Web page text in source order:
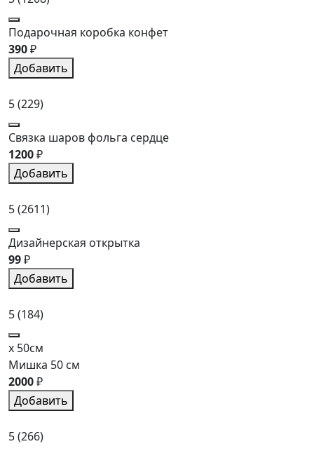
Подарочная коробка конфет
390₽
Добавить
5(229)
Связка шаров фольга сердце
1200₽
Добавить
5(2611)
Дизайнерская открытка
99₽
Добавить
5(184)
x 50см
Мишка 50 см
2000₽
Добавить
5(266)